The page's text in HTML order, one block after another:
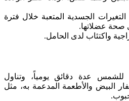
الجسدية المتعبة خلال فترة
صحة عضلاتها.
واكتئاب لدى الحامل.
عدة دقائق يومياً، وتناول
البيض والأطعمة المدعمة به، مثل